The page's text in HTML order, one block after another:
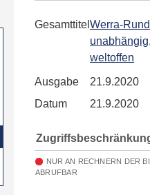
Gesamttitel Werra-
weltoffen
Ausgabe
21.9.2020
Datum
21.9.2020
NUR AN RECHNERN DER
ABRUFBAR